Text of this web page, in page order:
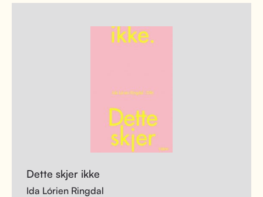
Dette skjer ikke
Ida Lórien Ringdal